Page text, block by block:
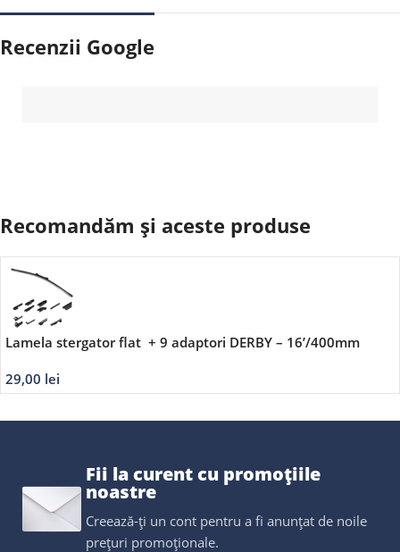
Recenzii Google
Recomandăm și aceste produse
Lamela stergator flat + 9 adaptori DERBY – 16’/400mm
29,00 lei
Fii la curent cu promoțiile
noastre
Creează-ți un cont pentru a fi anunțat de noile
prețuri promoționale.